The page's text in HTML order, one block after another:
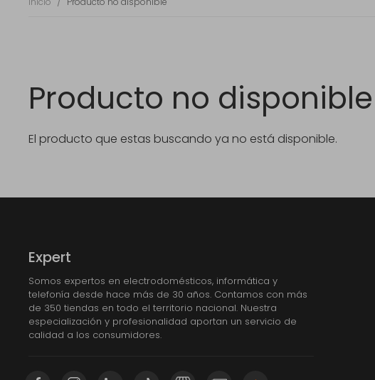
Producto no disponible
El producto que estas buscando ya no está disponible.
Expert
Somos expertos en electrodomésticos, informática y
telefonía desde hace más de 30 años. Contamos con más
de 350 tiendas en todo el territorio nacional. Nuestra
especialización y profesionalidad aportan un servicio de
calidad a los consumidores.